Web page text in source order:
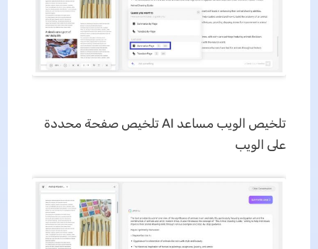
تلخيص الويب مساعد AI تلخيص صفحة محددة
على الويب